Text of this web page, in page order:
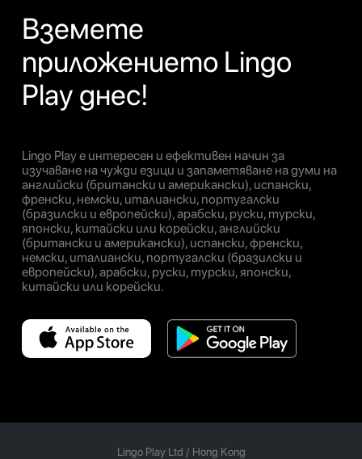
Вземете
приложението Lingo
Play днес!
Lingo Play е интересен и ефективен начин за
изучаване на чужди езици и запаметяване на думи на
английски (британски и американски), испански,
френски, немски, италиански, португалски
(бразилски и европейски), арабски, руски, турски,
японски, китайски или корейски, английски
(британски и американски), испански, френски,
немски, италиански, португалски (бразилски и
европейски), арабски, руски, турски, японски,
китайски или корейски.
Lingo Play Ltd / Hong Kong